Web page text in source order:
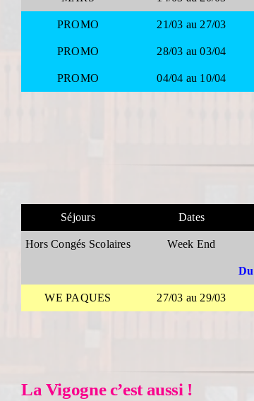
PROMO 21/03 au 27/03
PROMO 28/03 au 03/04
PROMO 04/04 au 10/04
Séjours Dates
Hors Congés Scolaires Week End
WE PAQUES 27/03 au 29/03
La Vigogne c’est aussi !